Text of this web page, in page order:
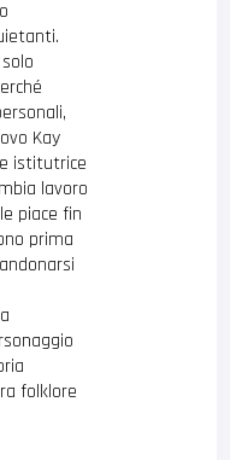
Kay
istitutrice
lavoro
piace fin
prima
folklore